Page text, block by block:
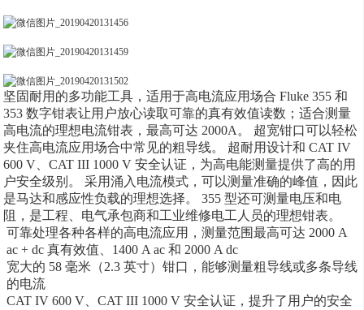
坚固耐用的多功能工具，适用于高电流应用场合 Fluke 355 和
353 数字钳表让用户放心读取可靠的真有效值读数；适合测量
高电流的理想电流钳表，最高可达 2000A。 超宽钳口可以轻松
夹住高电流应用场合中常见的粗导线。 超耐用设计和 CAT IV
600 V、CAT III 1000 V 安全认证，为高电能测量提供了高的用
户安全级别。 采用涌入电流模式，可以测量准确的峰值，因此
是马达和感应性负载的理想选择。 355 型还可测量电压和电
阻，是工程、电气承包商和工业维修电工人员的理想钳表。
可靠处理各种各样的高电流应用，测量范围最高可达 2000 A
ac + dc 真有效值、1400 A ac 和 2000 A dc
宽大的 58 毫米（2.3 英寸）钳口，能够测量粗导线或多条导线
的电流
CAT IV 600 V、CAT III 1000 V 安全认证，提升了用户的安全